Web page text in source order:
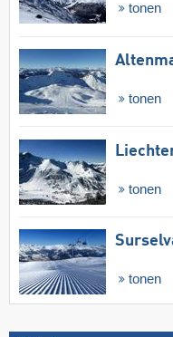
tonen
tonen
tonen
tonen